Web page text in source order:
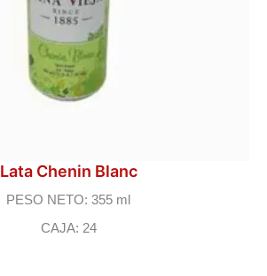
Lata Chenin Blanc
PESO NETO: 355 ml
CAJA: 24